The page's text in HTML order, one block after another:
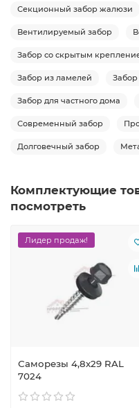
Секционный забор жалюзи
Вентилируемый забор
Забор со скрытым
Забор из ламелей Забор
Забор для частного дома
Современный забор
Долговечный забор
Комплектующие
посмотреть
Лидер продаж!
Саморезы 4,8х29 RAL
7024